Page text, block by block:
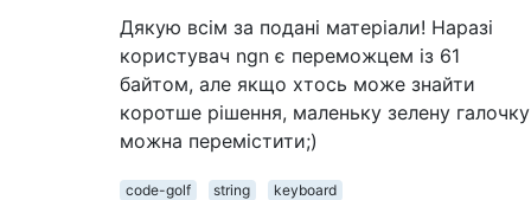
Дякую всім за подані матеріали! Наразі
користувач ngn є переможцем із 61
байтом, але якщо хтось може знайти
коротше рішення, маленьку зелену галочку
можна перемістити;)
code-golf string
keyboard